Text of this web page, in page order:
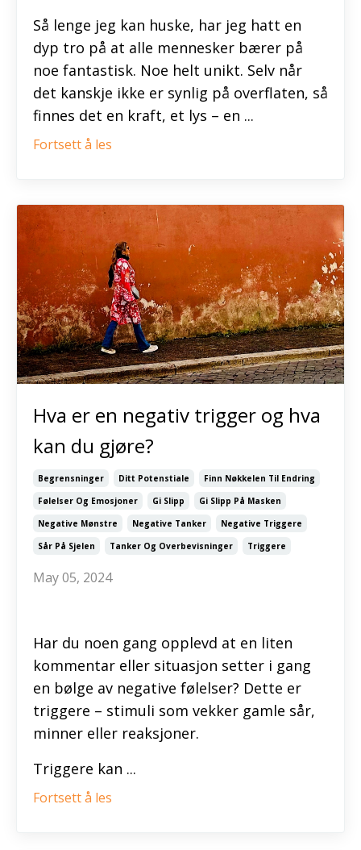
Så lenge jeg kan huske, har jeg hatt en
dyp tro på at alle mennesker bærer på
noe fantastisk. Noe helt unikt. Selv når
det kanskje ikke er synlig på overflaten, så
finnes det en kraft, et lys – en ...
Fortsett å les
Hva er en negativ trigger og hva
kan du gjøre?
Begrensninger Ditt Potenstiale
Finn Nøkkelen Til Endring
Følelser Og Emosjoner
Gi Slipp
Gi Slipp På Masken
Negative Mønstre
Negative Tanker
Negative Triggere
Sår På Sjelen
Tanker Og Overbevisninger Triggere
May 05, 2024
Har du noen gang opplevd at en liten
kommentar eller situasjon setter i gang
en bølge av negative følelser? Dette er
triggere – stimuli som vekker gamle sår,
minner eller reaksjoner.
Triggere kan ...
Fortsett å les